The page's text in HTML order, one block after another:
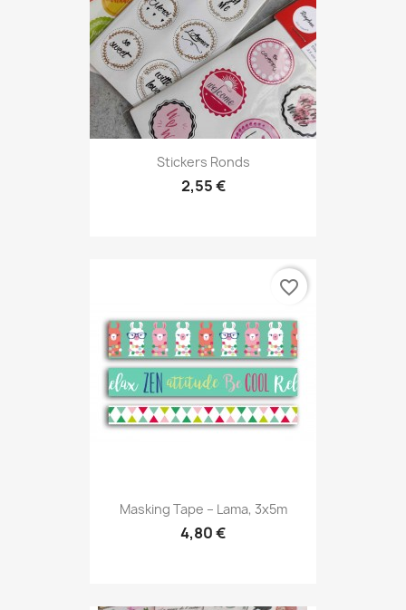
Stickers Ronds
2,55 €
Masking Tape – Lama, 3x5m
4,80 €
favorite_border